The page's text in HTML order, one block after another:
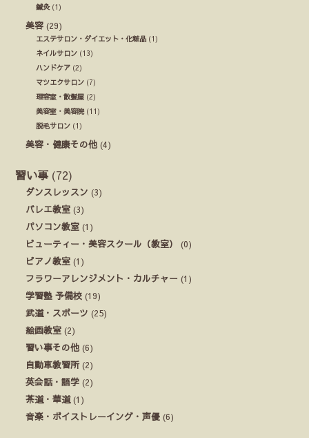
鍼灸(1)
美容 (29)
エステサロン・ダイエット・化粧品 (1)
ネイルサロン (13)
ハンドケア (2)
マツエクサロン (7)
理容室・散髪屋 (2)
美容室・美容院(11)
脱毛サロン (1)
美容・健康その他 (4)
習い事 (72)
ダンスレッスン (3)
バレエ教室 (3)
パソコン教室 (1)
ビューティー・美容スクール（教室）
(0)
ピアノ教室 (1)
フラワーアレンジメント・カルチャー (1)
学習塾 予備校 (19)
武道・スポーツ (25)
絵画教室 (2)
習い事その他 (6)
自動車教習所(2)
英会話・語学 (2)
茶道・華道(1)
音楽・ボイストレーイング・声優 (6)